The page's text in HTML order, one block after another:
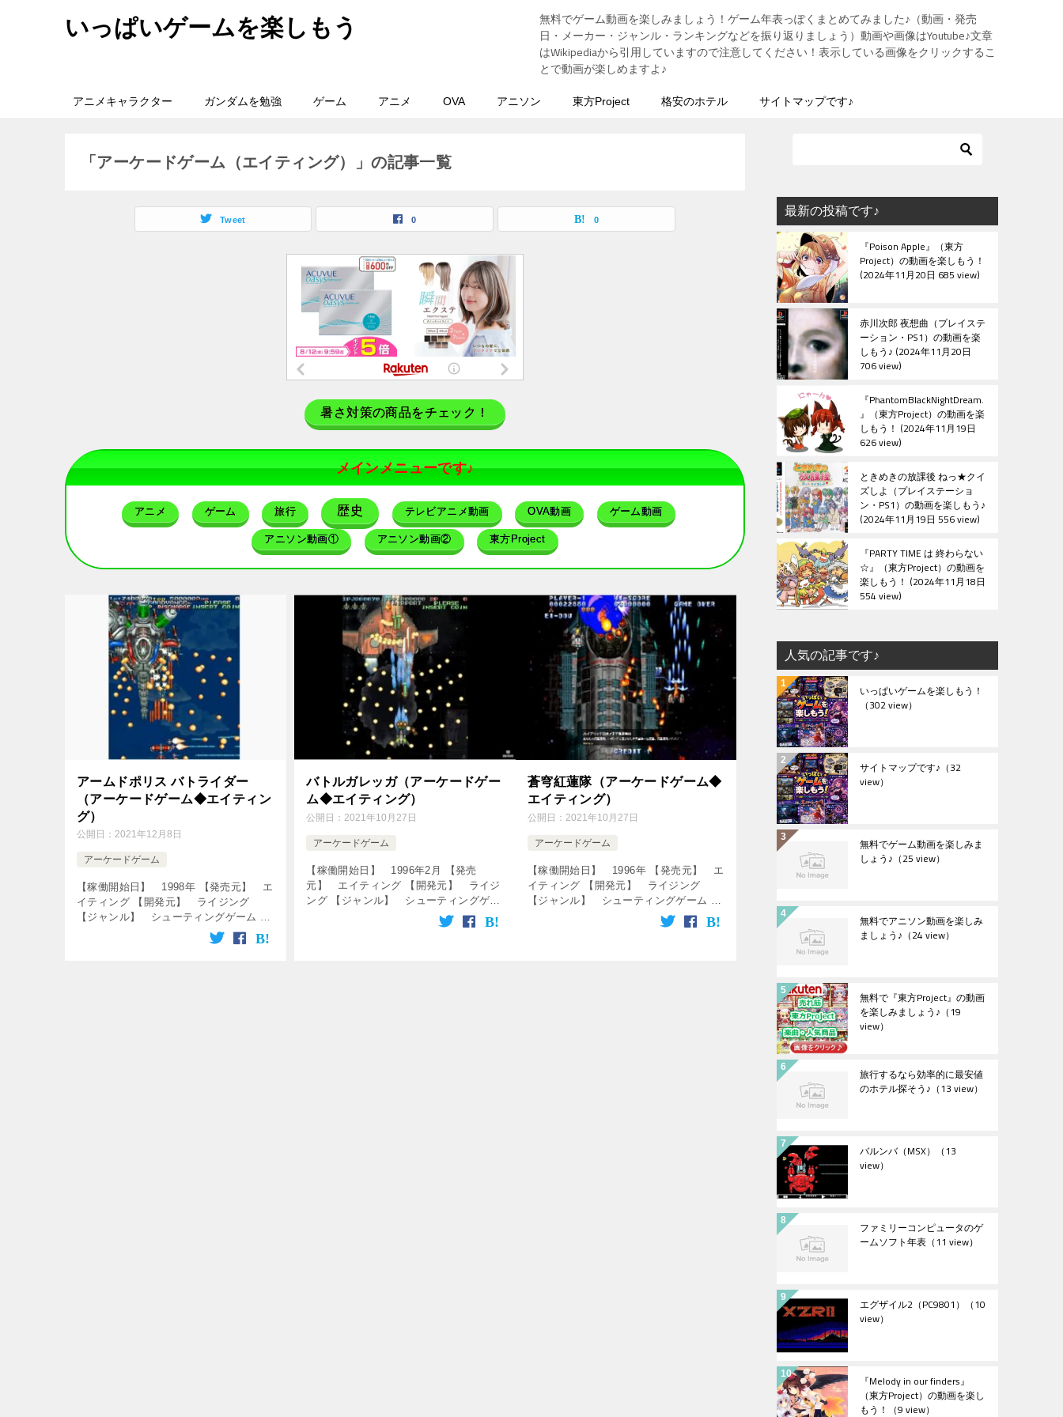
いっぱいゲームを楽しもう
無料でゲーム動画を楽しみましょう！ゲーム年表っぽくまとめてみました♪（動画・発売
日・メーカー・ジャンル・ランキングなどを振り返りましょう）動画や画像はYoutube♪文章
はWikipediaから引用していますので注意してください！表示している画像をクリックするこ
とで動画が楽しめますよ♪
アニメキャラクター ガンダムを勉強 ゲーム アニメ OVA アニソン 東方Project 格安のホテル サイトマップです♪
「アーケードゲーム（エイティング）」の記事一覧
Tweet 0 0
暑さ対策の商品をチェック！
メインメニューです♪
アニメ ゲーム 旅行 歴史 テレビアニメ動画 OVA動画 ゲーム動画
アニソン動画① アニソン動画② 東方Project
アームドポリス バトライダー
（アーケードゲーム◆エイティン
グ）
公開日： 2021年12月8日
アーケードゲーム
【稼働開始日】 1998年 【発売元】 エ
イティング 【開発元】 ライジング
【ジャンル】 シューティングゲーム ↓
の動画をクリック！動画を楽しめます♪
[csshop service=”rakuten […]
バトルガレッガ（アーケードゲー
ム◆エイティング）
公開日：2021年10月27日
アーケードゲーム
【稼働開始日】 1996年2月 【発売
元】 エイティング 【開発元】 ライジ
ング 【ジャンル】 シューティングゲー
ム ↓の動画をクリック！動画を楽しめま
す♪ [csshop service=”rakuten& […]
蒼穹紅蓮隊（アーケードゲーム◆
エイティング）
公開日： 2021年10月27日
アーケードゲーム
【稼働開始日】 1996年 【発売元】 エ
イティング 【開発元】 ライジング
【ジャンル】 シューティングゲーム ↓
の動画をクリック！動画を楽しめます♪
[csshop service=”rakuten […]
最新の投稿です♪
『Poison Apple』（東方
Project）の動画を楽しもう！
2024年11月20日 685 view
赤川次郎 夜想曲（プレイステ
ーション・PS1）の動画を楽
しもう♪ 2024年11月20日
706 view
『PhantomBlackNightDream.
』（東方Project）の動画を楽
しもう！ 2024年11月19日
626 view
ときめきの放課後 ねっ★クイ
ズしよ（プレイステーショ
ン・PS1）の動画を楽しもう♪
2024年11月19日 556 view
『PARTY TIME は 終わらない
☆』（東方Project）の動画を
楽しもう！ 2024年11月18日
554 view
人気の記事です♪
いっぱいゲームを楽しもう！
（302 view）
サイトマップです♪ （32
view）
無料でゲーム動画を楽しみま
しょう♪ （25 view）
無料でアニソン動画を楽しみ
ましょう♪ （24 view）
無料で『東方Project』の動画
を楽しみましょう♪ （19
view）
旅行するなら効率的に最安値
のホテル探そう♪ （13 view）
バルンバ（MSX） （13
view）
ファミリーコンピュータのゲ
ームソフト年表 （11 view）
エグザイル2（PC9801） （10
view）
『Melody in our finders』
（東方Project）の動画を楽し
もう！ （9 view）